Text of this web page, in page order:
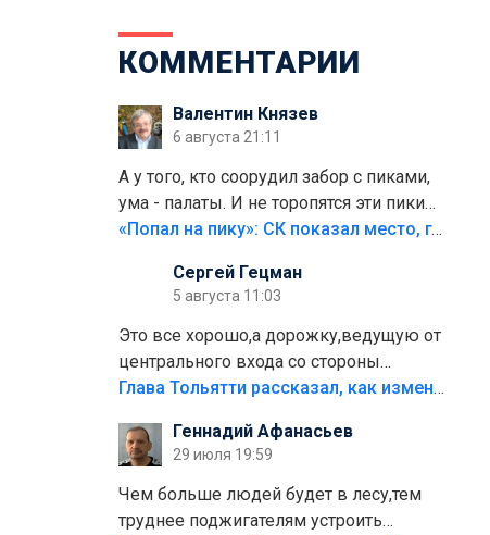
КОММЕНТАРИИ
Валентин Князев
6 августа 21:11
А у того, кто соорудил забор с пиками,
ума - палаты. И не торопятся эти пики
срезать
«Попал на пику»: СК показал место, где был смертельно травмирован ребенок в Тольятти
Сергей Гецман
5 августа 11:03
Это все хорошо,а дорожку,ведущую от
центрального входа со стороны
кафе"Мираж" к аттракционам слабо
плитки не хватило,т.к.осенью и зимой
лежала в парке и испортилась.Да
еще,видимо,часть украли.
Глава Тольятти рассказал, как изменится парк Центрального района
Геннадий Афанасьев
29 июля 19:59
Чем больше людей будет в лесу,тем
труднее поджигателям устроить